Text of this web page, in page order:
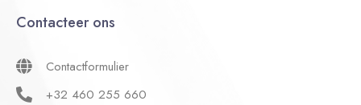
Contacteer ons
Contactformulier
+32 460 255 660